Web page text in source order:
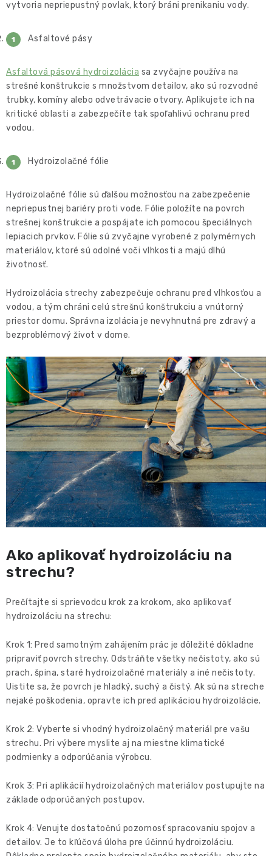
vytvoria nepriepustný povlak, ktorý bráni prenikaniu vody.
Asfaltové pásy
Asfaltová pásová hydroizolácia sa zvyčajne používa na
strešné konštrukcie s množstvom detailov, ako sú rozvodné
trubky, komíny alebo odvetrávacie otvory. Aplikujete ich na
kritické oblasti a zabezpečíte tak spoľahlivú ochranu pred
vodou.
Hydroizolačné fólie
Hydroizolačné fólie sú ďalšou možnosťou na zabezpečenie
nepriepustnej bariéry proti vode. Fólie položíte na povrch
strešnej konštrukcie a pospájate ich pomocou špeciálnych
lepiacich prvkov. Fólie sú zvyčajne vyrobené z polymérnych
materiálov, ktoré sú odolné voči vlhkosti a majú dlhú
životnosť.
Hydroizolácia strechy zabezpečuje ochranu pred vlhkosťou a
vodou, a tým chráni celú strešnú konštrukciu a vnútorný
priestor domu. Správna izolácia je nevyhnutná pre zdravý a
bezproblémový život v dome.
Ako aplikovať hydroizoláciu na
strechu?
Prečítajte si sprievodcu krok za krokom, ako aplikovať
hydroizoláciu na strechu:
Krok 1: Pred samotným zahájením prác je dôležité dôkladne
pripraviť povrch strechy. Odstráňte všetky nečistoty, ako sú
prach, špina, staré hydroizolačné materiály a iné nečistoty.
Uistite sa, že povrch je hladký, suchý a čistý. Ak sú na streche
nejaké poškodenia, opravte ich pred aplikáciou hydroizolácie.
Krok 2: Vyberte si vhodný hydroizolačný materiál pre vašu
strechu. Pri výbere myslite aj na miestne klimatické
podmienky a odporúčania výrobcu.
Krok 3: Pri aplikácií hydroizolačných materiálov postupujte na
základe odporúčaných postupov.
Krok 4: Venujte dostatočnú pozornosť spracovaniu spojov a
detailov. Je to kľúčová úloha pre účinnú hydroizoláciu.